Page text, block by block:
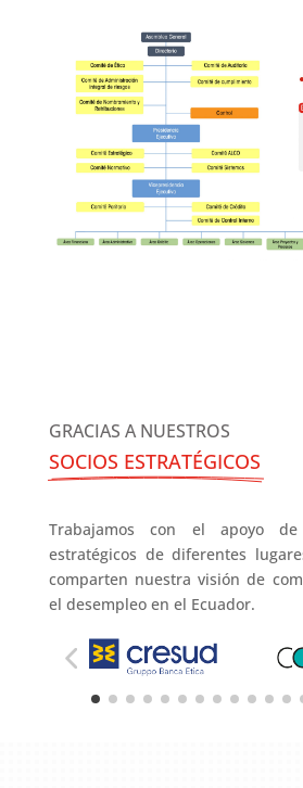
GRACIAS A NUESTROS
SOCIOS ESTRATÉGICOS
Trabajamos con el apoyo de
estratégicos de diferentes
comparten nuestra visión de
el desempleo en el Ecuador.